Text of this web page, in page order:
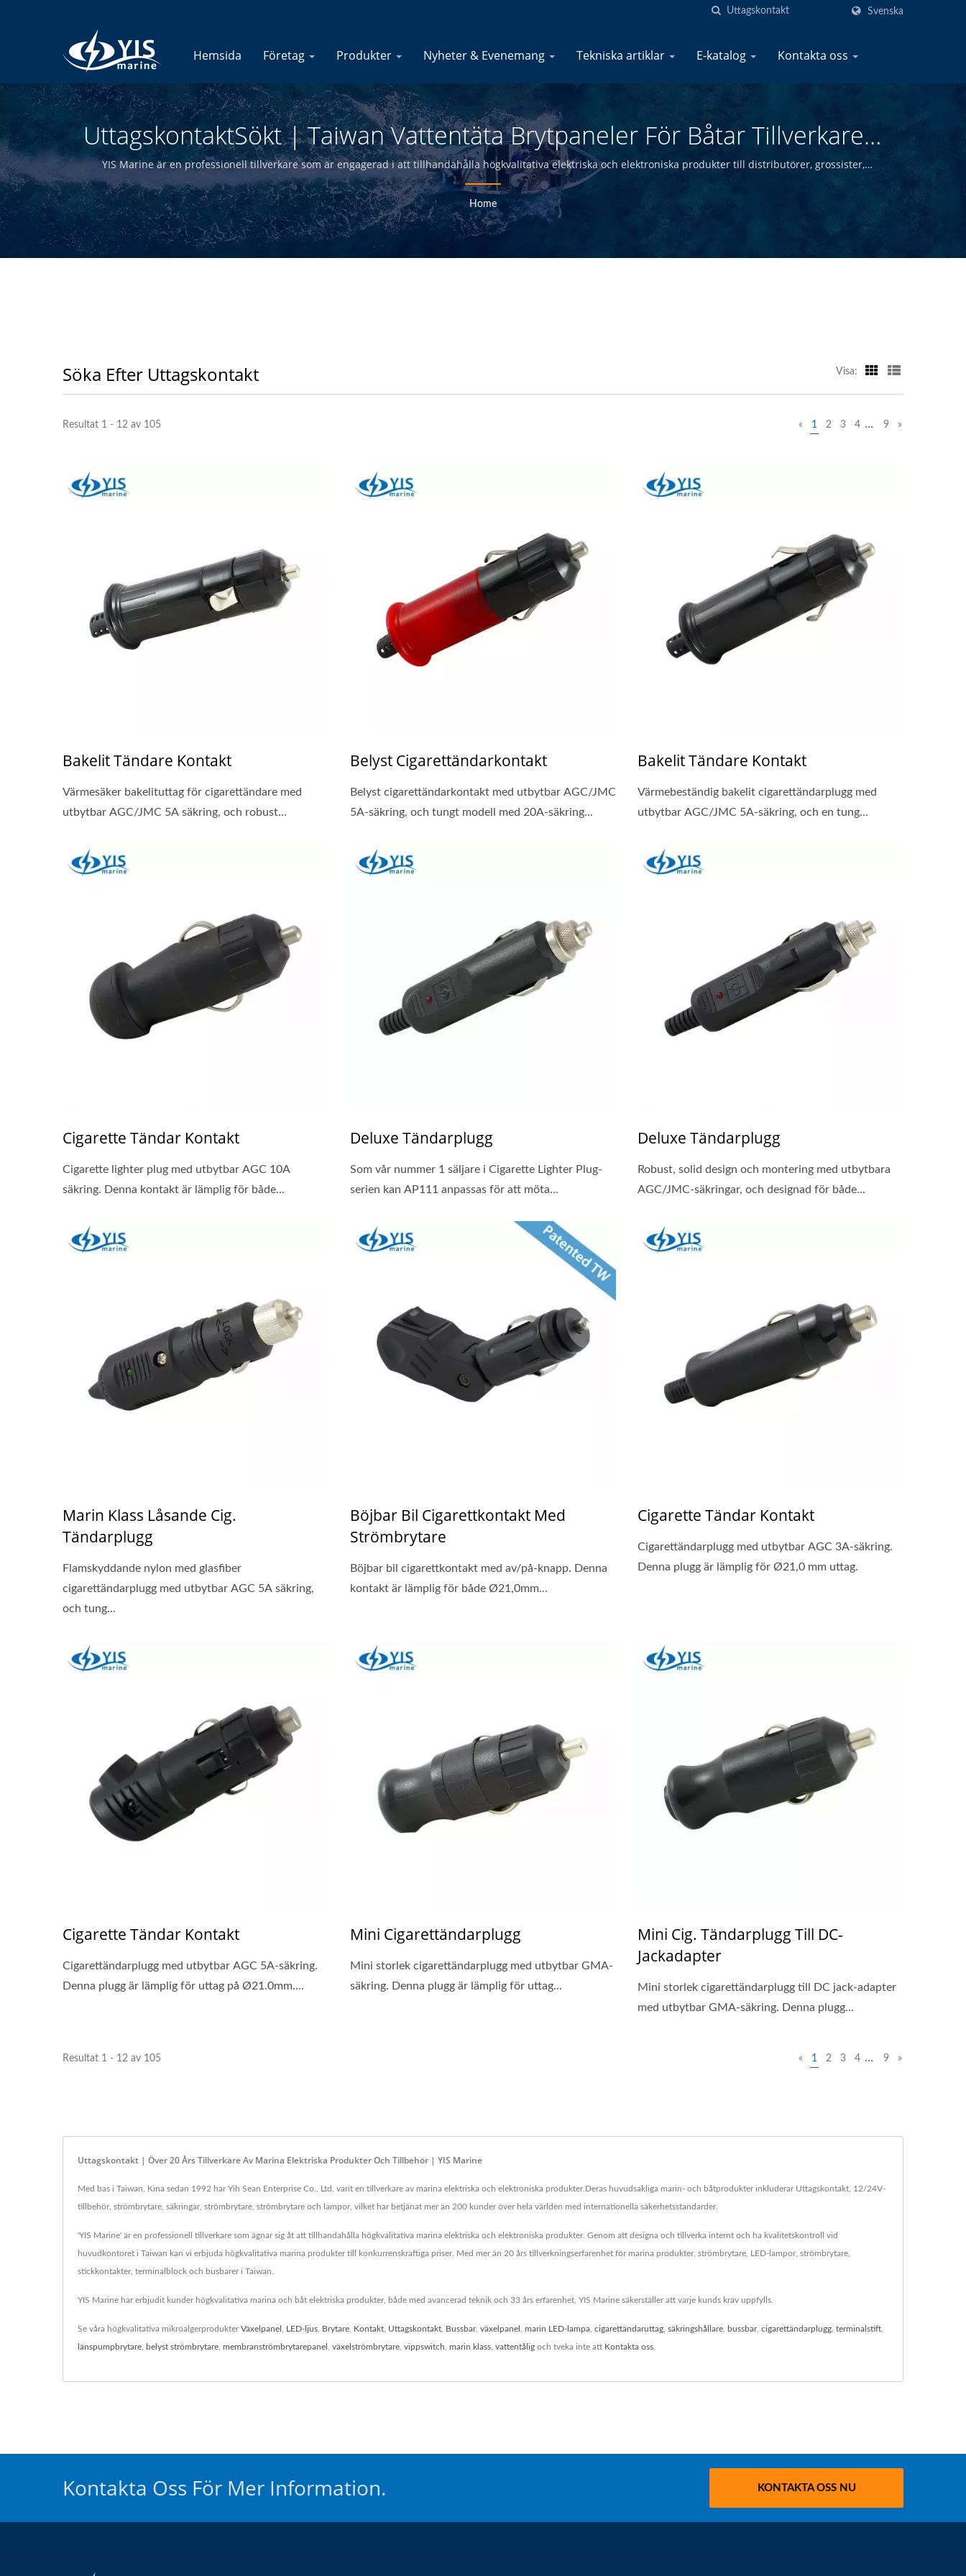
Svenska
Hemsida Företag Produkter Nyheter & Evenemang Tekniska artiklar E-katalog Kontakta oss
UttagskontaktSökt | Taiwan Vattentäta Brytpaneler För Båtar Tillverkare |
YIS Marine
YIS Marine är en professionell tillverkare som är engagerad i att tillhandahålla högkvalitativa elektriska och elektroniska produkter till distributörer, grossister,
återförsäljare och båtbyggare inom den marina industrin i över 30 år.
Home
Söka Efter Uttagskontakt Visa:
Resultat 1 - 12 av 105 « 1 2 3 4 … 9 »
Bakelit Tändare Kontakt
Värmesäker bakelituttag för cigarettändare med
utbytbar AGC/JMC 5A säkring, och robust...
Belyst Cigarettändarkontakt
Belyst cigarettändarkontakt med utbytbar AGC/JMC
5A-säkring, och tungt modell med 20A-säkring...
Bakelit Tändare Kontakt
Värmebeständig bakelit cigarettändarplugg med
utbytbar AGC/JMC 5A-säkring, och en tung...
Cigarette Tändar Kontakt
Cigarette lighter plug med utbytbar AGC 10A
säkring. Denna kontakt är lämplig för både...
Deluxe Tändarplugg
Som vår nummer 1 säljare i Cigarette Lighter Plug-
serien kan AP111 anpassas för att möta...
Deluxe Tändarplugg
Robust, solid design och montering med utbytbara
AGC/JMC-säkringar, och designad för både...
Marin Klass Låsande Cig.
Tändarplugg
Flamskyddande nylon med glasfiber
cigarettändarplugg med utbytbar AGC 5A säkring,
och tung...
Böjbar Bil Cigarettkontakt Med
Strömbrytare
Böjbar bil cigarettkontakt med av/på-knapp. Denna
kontakt är lämplig för både Ø21,0mm...
Cigarette Tändar Kontakt
Cigarettändarplugg med utbytbar AGC 3A-säkring.
Denna plugg är lämplig för Ø21,0 mm uttag.
Cigarette Tändar Kontakt
Cigarettändarplugg med utbytbar AGC 5A-säkring.
Denna plugg är lämplig för uttag på Ø21.0mm....
Mini Cigarettändarplugg
Mini storlek cigarettändarplugg med utbytbar GMA-
säkring. Denna plugg är lämplig för uttag...
Mini Cig. Tändarplugg Till DC-
Jackadapter
Mini storlek cigarettändarplugg till DC jack-adapter
med utbytbar GMA-säkring. Denna plugg...
Resultat 1 - 12 av 105 « 1 2 3 4 … 9 »
Uttagskontakt | Över 20 Års Tillverkare Av Marina Elektriska Produkter Och Tillbehör | YIS Marine
Med bas i Taiwan, Kina sedan 1992 har Yih Sean Enterprise Co., Ltd. varit en tillverkare av marina elektriska och elektroniska produkter.Deras huvudsakliga marin- och båtprodukter inkluderar Uttagskontakt, 12/24V-
tillbehör, strömbrytare, säkringar, strömbrytare, strömbrytare och lampor, vilket har betjänat mer än 200 kunder över hela världen med internationella säkerhetsstandarder.
'YIS Marine' är en professionell tillverkare som ägnar sig åt att tillhandahålla högkvalitativa marina elektriska och elektroniska produkter. Genom att designa och tillverka internt och ha kvalitetskontroll vid
huvudkontoret i Taiwan kan vi erbjuda högkvalitativa marina produkter till konkurrenskraftiga priser. Med mer än 20 års tillverkningserfarenhet för marina produkter, strömbrytare, LED-lampor, strömbrytare,
stickkontakter, terminalblock och busbarer i Taiwan.
YIS Marine har erbjudit kunder högkvalitativa marina och båt elektriska produkter, både med avancerad teknik och 33 års erfarenhet, YIS Marine säkerställer att varje kunds krav uppfylls.
Se våra högkvalitativa mikroalgerprodukterVäxelpanel LED-ljus Brytare Kontakt Uttagskontakt Bussbar, växelpanel marin LED-lampa cigarettändaruttag säkringshållare bussbar, cigarettändarplugg terminalstift
länspumpbrytare belyst strömbrytare membranströmbrytarepanel växelströmbrytare vippswitch marin klass vattentålig och tveka inte att Kontakta oss
Kontakta Oss För Mer Information. KONTAKTA OSS NU